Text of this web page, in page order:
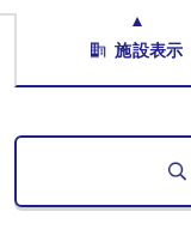
施設表示